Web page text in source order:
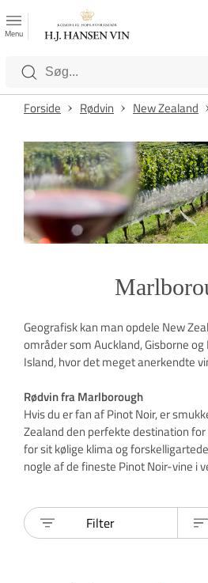
Kategorier
Menu
Forside Rødvin New Zealand
Geografisk kan man opdele New
områder som Auckland, Gisborne og
Island, hvor det meget anerkendte
Rødvin fra Marlborough
Hvis du er fan af Pinot Noir, er
Zealand den perfekte destination
for sit kølige klima og
nogle af de fineste Pinot Noir-vine i
Filter